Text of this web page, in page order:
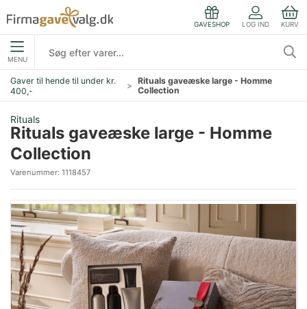
GAVESHOP LOG IND KURV
MENU
Gaver til hende til under kr.
400,-
Rituals gaveæske large - Homme
Collection
Rituals
Rituals gaveæske large - Homme
Collection
Varenummer: 1118457